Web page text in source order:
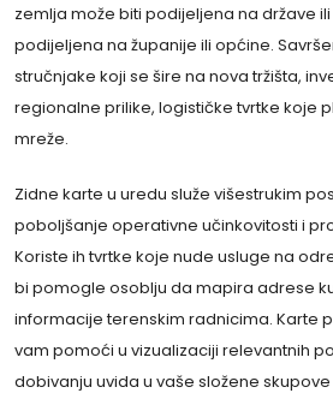
zemlja može biti podijeljena na države
podijeljena na županije ili općine.
stručnjake koji se šire na nova tržišta,
regionalne prilike, logističke tvrtke koje
mreže.
Zidne karte u uredu služe višestrukim
poboljšanje operativne učinkovitosti i
Koriste ih tvrtke koje nude usluge na
bi pomogle osoblju da mapira adrese
informacije terenskim radnicima. Karte
vam pomoći u vizualizaciji relevantnih
dobivanju uvida u vaše složene